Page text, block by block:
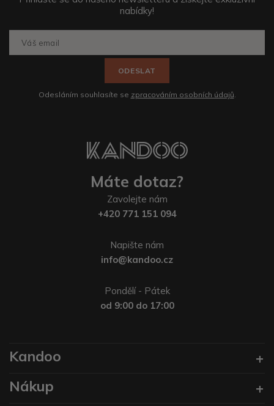
nabídky!
ODESLAT
Odesláním souhlasíte se zpracováním osobních údajů.
Máte dotaz?
Zavolejte nám
+420 771 151 094
Napište nám
info@kandoo.cz
Pondělí - Pátek
od 9:00 do 17:00
Kandoo
Nákup